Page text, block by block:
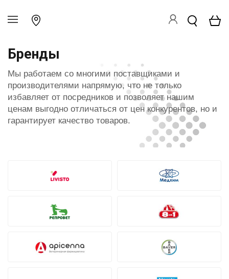
Бренды
Мы работаем со многими поставщиками и
производителями напрямую, что не только
избавляет от посредников и позволяет нашим
ценам выгодно отличаться от цен конкурентов, но и
гарантирует качество товаров.